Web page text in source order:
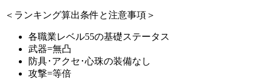
＜ランキング算出条件と注意事項＞
各職業レベル55の基礎ステータス
武器=無凸
防具･アクセ･心珠の装備なし
攻撃=等倍